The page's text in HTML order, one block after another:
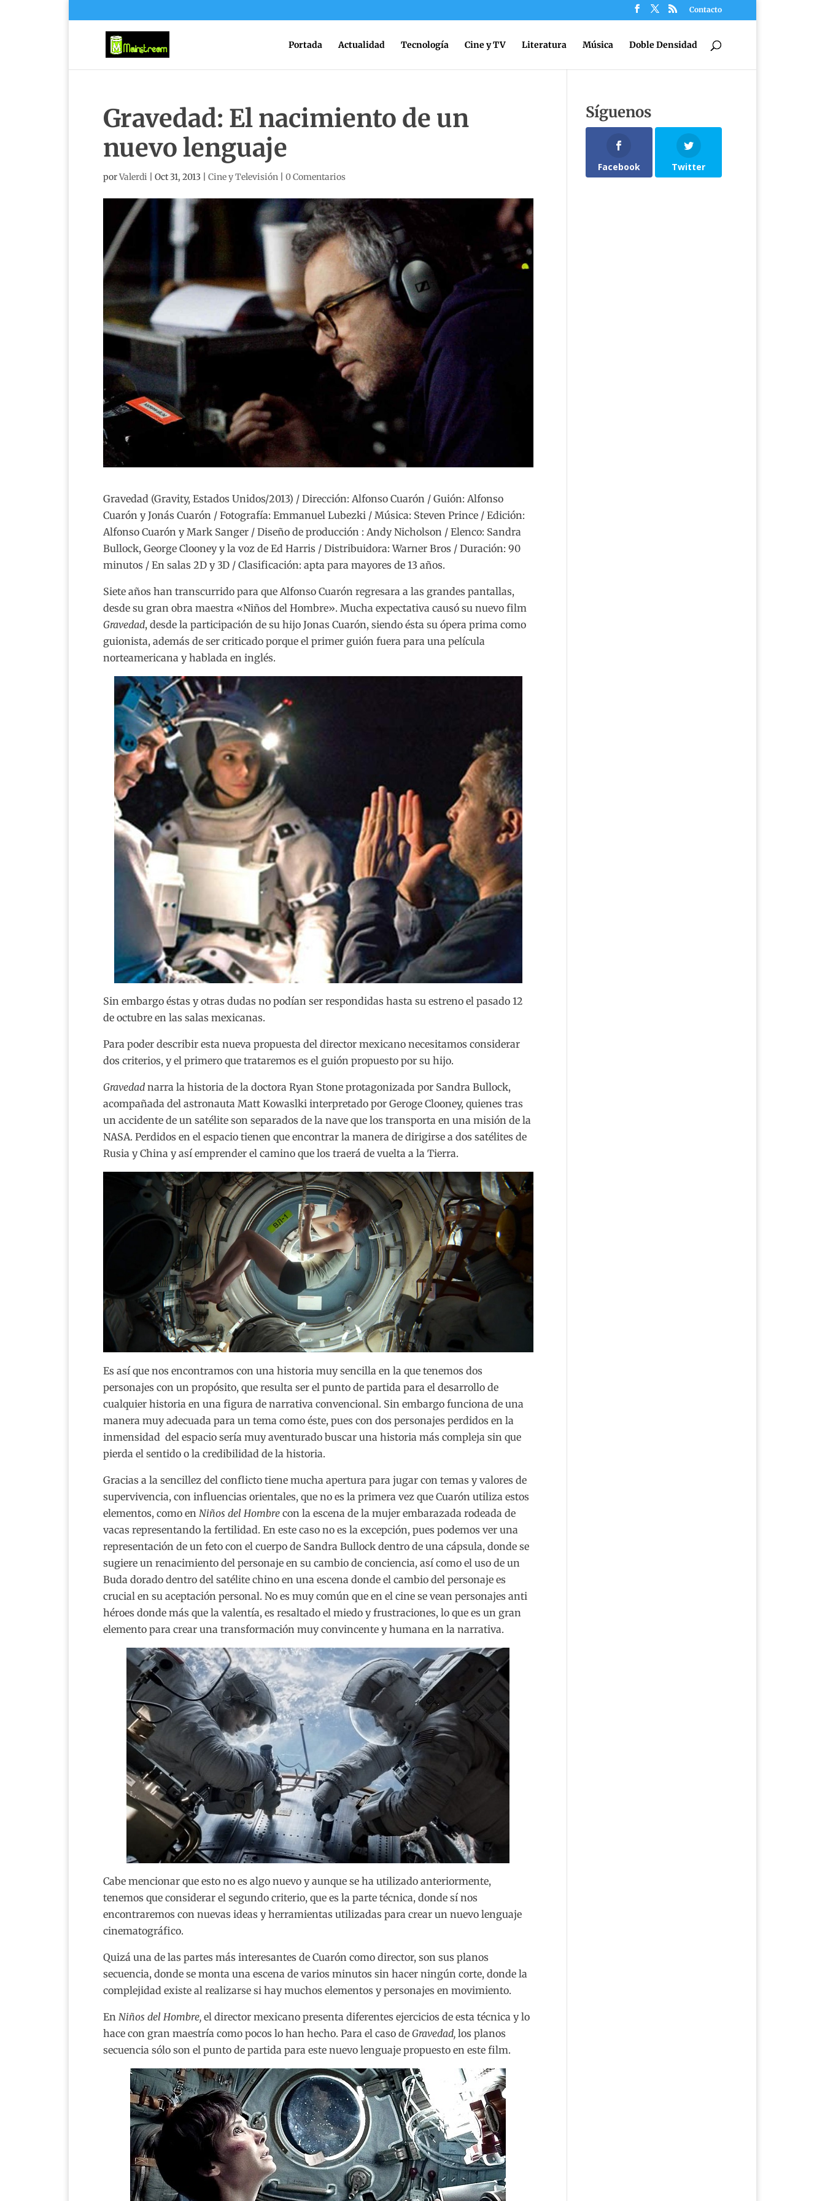
Contacto
Portada Actualidad Tecnología Cine y TV Literatura Música Doble Densidad
Gravedad: El nacimiento de un
nuevo lenguaje
porValerdi Oct 31, 2013 Cine y Televisión 0 Comentarios
Gravedad (Gravity, Estados Unidos/2013) / Dirección: Alfonso Cuarón / Guión: Alfonso
Cuarón y Jonás Cuarón / Fotografía: Emmanuel Lubezki / Música: Steven Prince / Edición:
Alfonso Cuarón y Mark Sanger / Diseño de producción : Andy Nicholson / Elenco: Sandra
Bullock, George Clooney y la voz de Ed Harris / Distribuidora: Warner Bros / Duración: 90
minutos / En salas 2D y 3D / Clasificación: apta para mayores de 13 años.
Siete años han transcurrido para que Alfonso Cuarón regresara a las grandes pantallas,
desde su gran obra maestra «Niños del Hombre». Mucha expectativa causó su nuevo film
Gravedad, desde la participación de su hijo Jonas Cuarón, siendo ésta su ópera prima como
guionista, además de ser criticado porque el primer guión fuera para una película
norteamericana y hablada en inglés.
Sin embargo éstas y otras dudas no podían ser respondidas hasta su estreno el pasado 12
de octubre en las salas mexicanas.
Para poder describir esta nueva propuesta del director mexicano necesitamos considerar
dos criterios, y el primero que trataremos es el guión propuesto por su hijo.
Gravedad narra la historia de la doctora Ryan Stone protagonizada por Sandra Bullock,
acompañada del astronauta Matt Kowaslki interpretado por Geroge Clooney, quienes tras
un accidente de un satélite son separados de la nave que los transporta en una misión de la
NASA. Perdidos en el espacio tienen que encontrar la manera de dirigirse a dos satélites de
Rusia y China y así emprender el camino que los traerá de vuelta a la Tierra.
Es así que nos encontramos con una historia muy sencilla en la que tenemos dos
personajes con un propósito, que resulta ser el punto de partida para el desarrollo de
cualquier historia en una figura de narrativa convencional. Sin embargo funciona de una
manera muy adecuada para un tema como éste, pues con dos personajes perdidos en la
inmensidad del espacio sería muy aventurado buscar una historia más compleja sin que
pierda el sentido o la credibilidad de la historia.
Gracias a la sencillez del conflicto tiene mucha apertura para jugar con temas y valores de
supervivencia, con influencias orientales, que no es la primera vez que Cuarón utiliza estos
elementos, como en Niños del Hombre con la escena de la mujer embarazada rodeada de
vacas representando la fertilidad. En este caso no es la excepción, pues podemos ver una
representación de un feto con el cuerpo de Sandra Bullock dentro de una cápsula, donde se
sugiere un renacimiento del personaje en su cambio de conciencia, así como el uso de un
Buda dorado dentro del satélite chino en una escena donde el cambio del personaje es
crucial en su aceptación personal. No es muy común que en el cine se vean personajes anti
héroes donde más que la valentía, es resaltado el miedo y frustraciones, lo que es un gran
elemento para crear una transformación muy convincente y humana en la narrativa.
Cabe mencionar que esto no es algo nuevo y aunque se ha utilizado anteriormente,
tenemos que considerar el segundo criterio, que es la parte técnica, donde sí nos
encontraremos con nuevas ideas y herramientas utilizadas para crear un nuevo lenguaje
cinematográfico.
Quizá una de las partes más interesantes de Cuarón como director, son sus planos
secuencia, donde se monta una escena de varios minutos sin hacer ningún corte, donde la
complejidad existe al realizarse si hay muchos elementos y personajes en movimiento.
En Niños del Hombre, el director mexicano presenta diferentes ejercicios de esta técnica y lo
hace con gran maestría como pocos lo han hecho. Para el caso de Gravedad, los planos
secuencia sólo son el punto de partida para este nuevo lenguaje propuesto en este film.
Síguenos
Facebook Twitter